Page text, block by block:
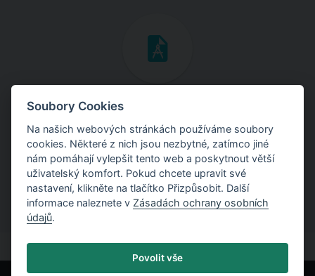
Inženýrské manuály
Stáhněte si manuály s teoretickými i praktickými ukázkami
použití programů.
Soubory Cookies
Na našich webových stránkách používáme soubory
cookies. Některé z nich jsou nezbytné, zatímco jiné
nám pomáhají vylepšit tento web a poskytnout větší
uživatelský komfort. Pokud chcete upravit své
nastavení, klikněte na tlačítko Přizpůsobit. Další
informace naleznete v Zásadách ochrany osobních
údajů.
Povolit vše